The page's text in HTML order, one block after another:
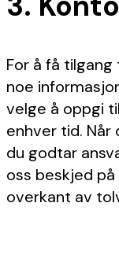
For å få
noe
velge å oppgi
enhver tid.
du godtar
oss beskjed på
overkant av